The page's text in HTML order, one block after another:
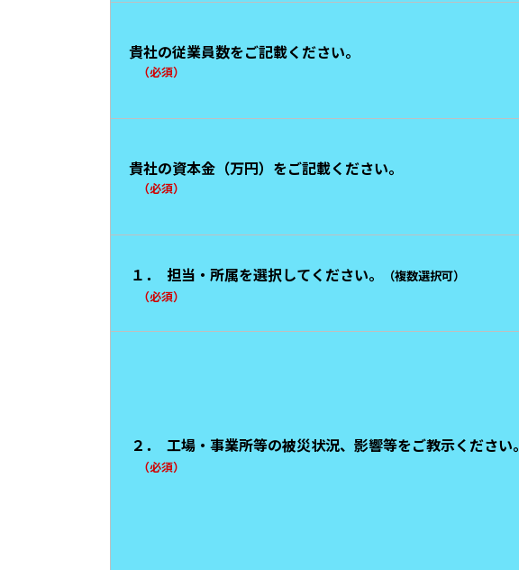
貴社の従業員数をご記載ください。
（必須）
貴社の資本金（万円）をご記載ください。
（必須）
１． 担当・所属を選択してください。
（複数選択可）
（必須）
２． 工場・事業所等の被災状況、影響等をご教示ください。
（必須）